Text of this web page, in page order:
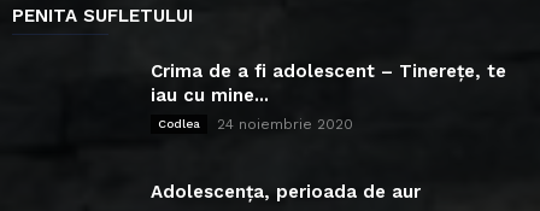
PENITA SUFLETULUI
Crima de a fi adolescent – Tinerețe, te
iau cu mine...
Codlea 24 noiembrie 2020
Adolescența, perioada de aur